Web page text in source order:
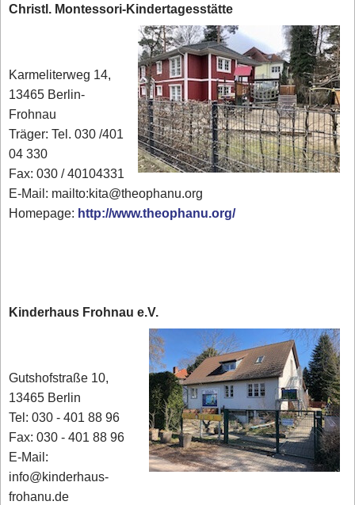
Christl. Montessori-Kindertagesstätte
Karmeliterweg 14,
13465 Berlin-
Frohnau
Träger: Tel. 030 /401
04 330
Fax: 030 / 40104331
E-Mail: mailto:kita@theophanu.org
Homepage: http://www.theophanu.org/
Kinderhaus Frohnau e.V.
Gutshofstraße 10,
13465 Berlin
Tel: 030 - 401 88 96
Fax: 030 - 401 88 96
E-Mail:
info@kinderhaus-
frohanu.de